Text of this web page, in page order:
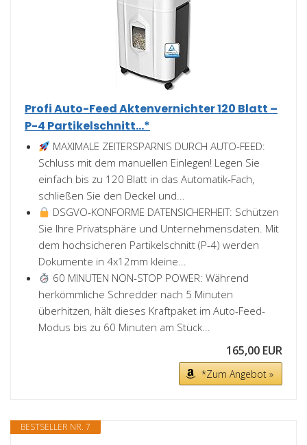
Profi Auto-Feed Aktenvernichter 120 Blatt –
P-4 Partikelschnitt...*
MAXIMALE ZEITERSPARNIS DURCH AUTO-FEED:
Schluss mit dem manuellen Einlegen! Legen Sie
einfach bis zu 120 Blatt in das Automatik-Fach,
schließen Sie den Deckel und...
DSGVO-KONFORME DATENSICHERHEIT: Schützen
Sie Ihre Privatsphäre und Unternehmensdaten. Mit
dem hochsicheren Partikelschnitt (P-4) werden
Dokumente in 4x12mm kleine...
60 MINUTEN NON-STOP POWER: Während
herkömmliche Schredder nach 5 Minuten
überhitzen, hält dieses Kraftpaket im Auto-Feed-
Modus bis zu 60 Minuten am Stück...
165,00 EUR
*Zum Angebot »
BESTSELLER NR. 7